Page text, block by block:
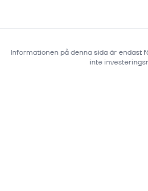
Informationen på denna sida är endast
inte